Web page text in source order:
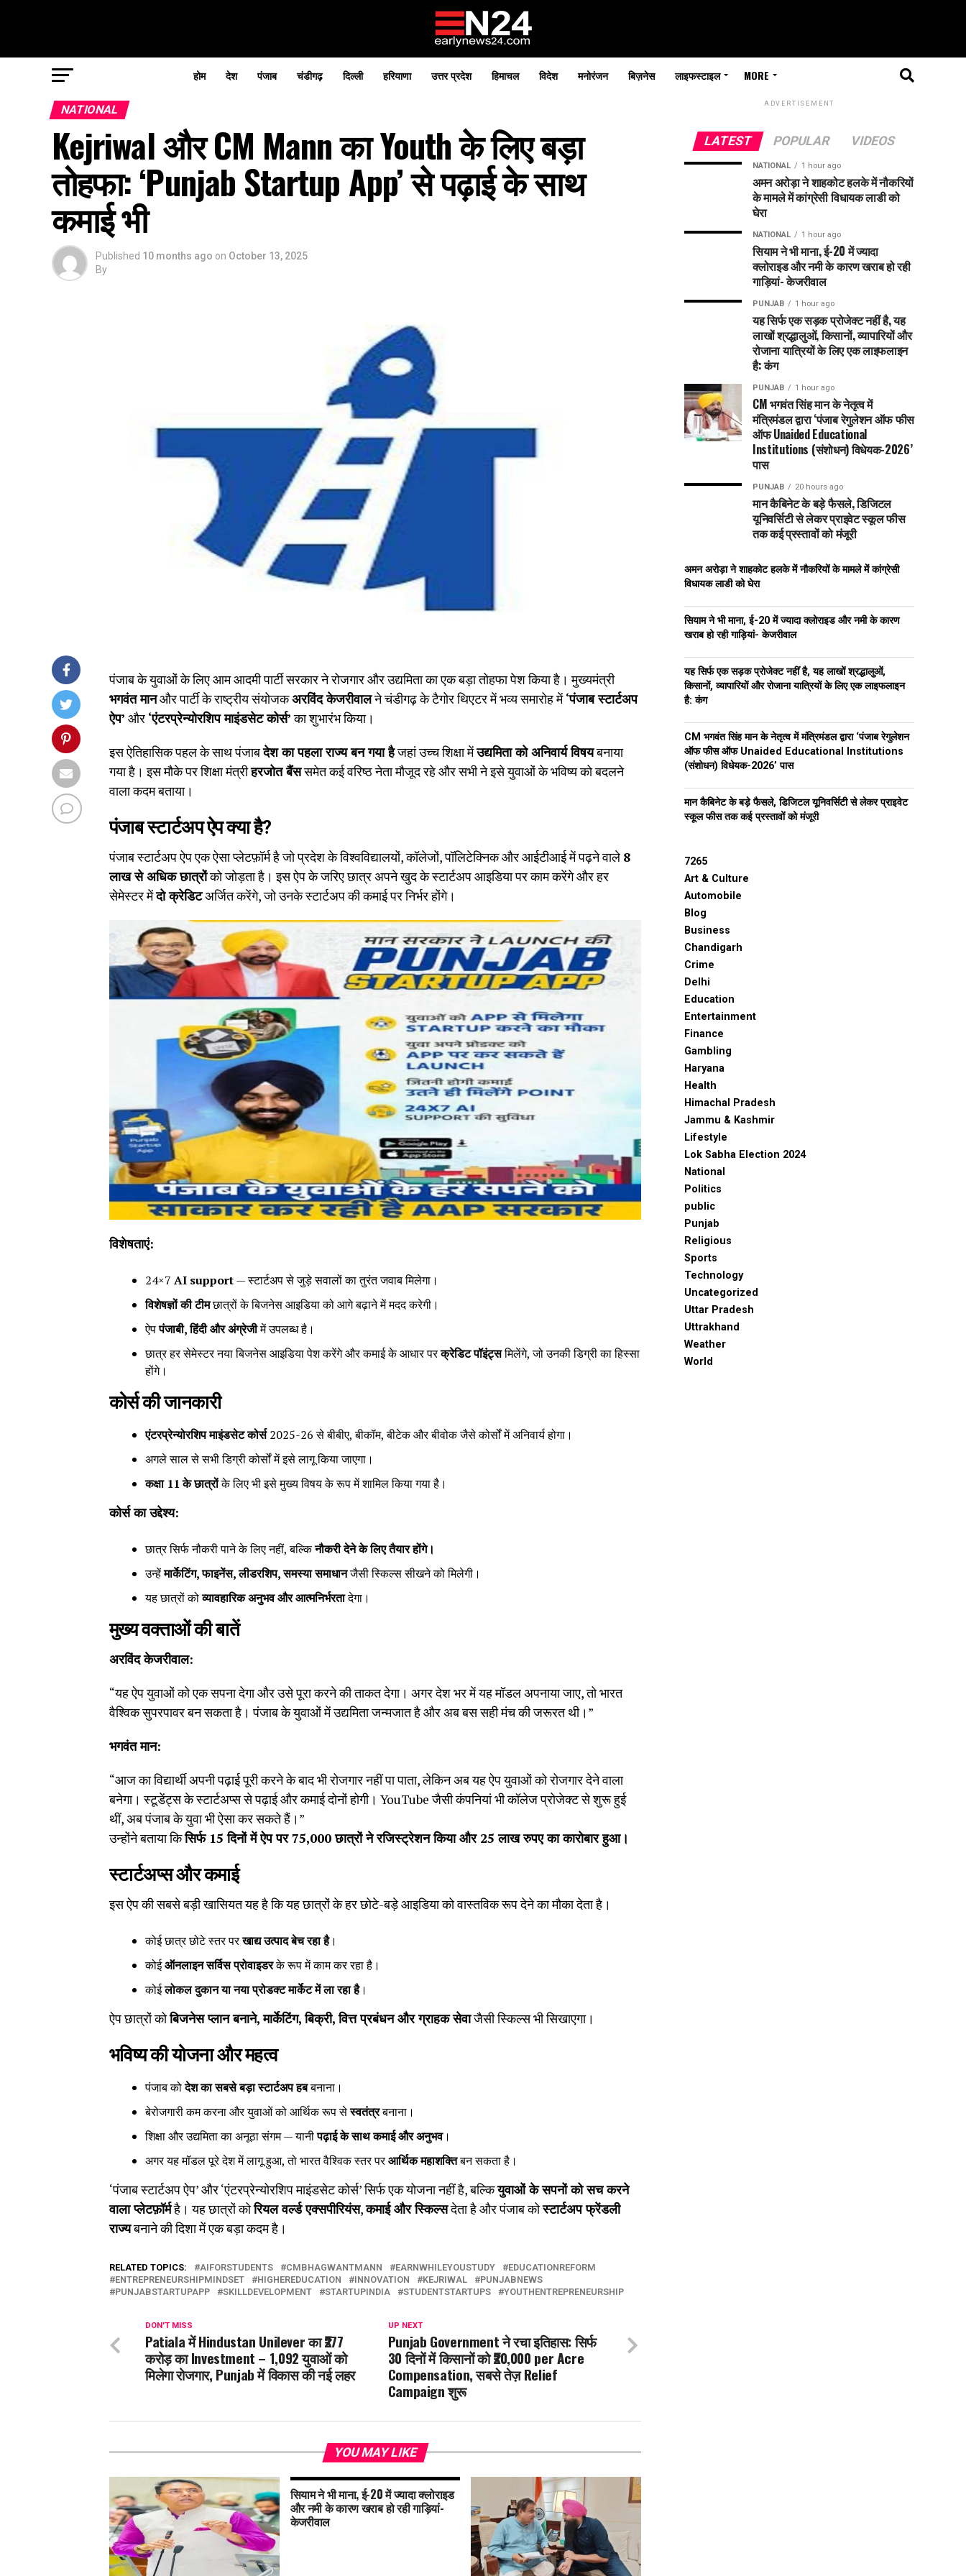
होम देश पंजाब चंडीगढ़ दिल्ली हरियाणा उत्तर प्रदेश हिमाचल विदेश मनोरंजन बिज़नेस लाइफस्टाइल MORE
NATIONAL
Kejriwal और CM Mann का Youth के लिए बड़ा
तोहफा: ‘Punjab Startup App’ से पढ़ाई के साथ
कमाई भी
Published 10 months ago on October 13, 2025
By
पंजाब के युवाओं के लिए आम आदमी पार्टी सरकार ने रोजगार और उद्यमिता का एक बड़ा तोहफा पेश किया है। मुख्यमंत्री
भगवंत मानऔर पार्टी के राष्ट्रीय संयोजकअरविंद केजरीवालने चंडीगढ़ के टैगोर थिएटर में भव्य समारोह में‘पंजाब स्टार्टअप
ऐप’ और ‘एंटरप्रेन्योरशिप माइंडसेट कोर्स’का शुभारंभ किया।
इस ऐतिहासिक पहल के साथ पंजाबदेश का पहला राज्य बन गया हैजहां उच्च शिक्षा मेंउद्यमिता को अनिवार्य विषयबनाया
गया है। इस मौके पर शिक्षा मंत्रीहरजोत बैंससमेत कई वरिष्ठ नेता मौजूद रहे और सभी ने इसे युवाओं के भविष्य को बदलने
वाला कदम बताया।
पंजाब स्टार्टअप ऐप क्या है?
पंजाब स्टार्टअप ऐप एक ऐसा प्लेटफ़ॉर्म है जो प्रदेश के विश्वविद्यालयों, कॉलेजों, पॉलिटेक्निक और आईटीआई में पढ़ने वाले 8
लाख से अधिक छात्रोंको जोड़ता है। इस ऐप के जरिए छात्र अपने खुद के स्टार्टअप आइडिया पर काम करेंगे और हर
सेमेस्टर मेंदो क्रेडिटअर्जित करेंगे, जो उनके स्टार्टअप की कमाई पर निर्भर होंगे।
विशेषताएं:
24×7 AI support— स्टार्टअप से जुड़े सवालों का तुरंत जवाब मिलेगा।
विशेषज्ञों की टीमछात्रों के बिजनेस आइडिया को आगे बढ़ाने में मदद करेगी।
ऐपपंजाबी,हिंदी और अंग्रेजीमें उपलब्ध है।
छात्र हर सेमेस्टर नया बिजनेस आइडिया पेश करेंगे और कमाई के आधार परक्रेडिट पॉइंट्समिलेंगे, जो उनकी डिग्री का हिस्सा
होंगे।
कोर्स की जानकारी
एंटरप्रेन्योरशिप माइंडसेट कोर्स2025-26 से बीबीए, बीकॉम, बीटेक और बीवोक जैसे कोर्सों में अनिवार्य होगा।
अगले साल से सभी डिग्री कोर्सों में इसे लागू किया जाएगा।
कक्षा 11के छात्रोंके लिए भी इसे मुख्य विषय के रूप में शामिल किया गया है।
कोर्स का उद्देश्य:
छात्र सिर्फ नौकरी पाने के लिए नहीं, बल्किनौकरी देने के लिए तैयार होंगे।
उन्हेंमार्केटिंग,फाइनेंस,लीडरशिप,समस्या समाधानजैसी स्किल्स सीखने को मिलेगी।
यह छात्रों कोव्यावहारिक अनुभव और आत्मनिर्भरतादेगा।
मुख्य वक्ताओं की बातें
अरविंद केजरीवाल:
“यह ऐप युवाओं को एक सपना देगा और उसे पूरा करने की ताकत देगा। अगर देश भर में यह मॉडल अपनाया जाए, तो भारत
वैश्विक सुपरपावर बन सकता है। पंजाब के युवाओं में उद्यमिता जन्मजात है और अब बस सही मंच की जरूरत थी।”
भगवंत मान:
“आज का विद्यार्थी अपनी पढ़ाई पूरी करने के बाद भी रोजगार नहीं पा पाता, लेकिन अब यह ऐप युवाओं को रोजगार देने वाला
बनेगा। स्टूडेंट्स के स्टार्टअप्स से पढ़ाई और कमाई दोनों होगी। YouTube जैसी कंपनियां भी कॉलेज प्रोजेक्ट से शुरू हुई
थीं, अब पंजाब के युवा भी ऐसा कर सकते हैं।”
उन्होंने बताया किसिर्फ 15दिनों में ऐप पर 75,000छात्रों ने रजिस्ट्रेशन किया और 25लाख रुपए का कारोबार हुआ।
स्टार्टअप्स और कमाई
इस ऐप की सबसे बड़ी खासियत यह है कि यह छात्रों के हर छोटे-बड़े आइडिया को वास्तविक रूप देने का मौका देता है।
कोई छात्र छोटे स्तर परखाद्य उत्पाद बेच रहा है।
कोईऑनलाइन सर्विस प्रोवाइडरके रूप में काम कर रहा है।
कोईलोकल दुकान या नया प्रोडक्ट मार्केट में ला रहा है।
ऐप छात्रों कोबिजनेस प्लान बनाने,मार्केटिंग,बिक्री,वित्त प्रबंधन और ग्राहक सेवाजैसी स्किल्स भी सिखाएगा।
भविष्य की योजना और महत्व
पंजाब कोदेश का सबसे बड़ा स्टार्टअप हबबनाना।
बेरोजगारी कम करना और युवाओं को आर्थिक रूप सेस्वतंत्रबनाना।
शिक्षा और उद्यमिता का अनूठा संगम — यानीपढ़ाई के साथ कमाई और अनुभव।
अगर यह मॉडल पूरे देश में लागू हुआ, तो भारत वैश्विक स्तर परआर्थिक महाशक्तिबन सकता है।
‘पंजाब स्टार्टअप ऐप’ और ‘एंटरप्रेन्योरशिप माइंडसेट कोर्स’ सिर्फ एक योजना नहीं है, बल्कियुवाओं के सपनों को सच करने
वाला प्लेटफ़ॉर्महै। यह छात्रों कोरियल वर्ल्ड एक्सपीरियंस,कमाई और स्किल्सदेता है और पंजाब कोस्टार्टअप फ्रेंडली
राज्यबनाने की दिशा में एक बड़ा कदम है।
RELATED TOPICS: AIFORSTUDENTS CMBHAGWANTMANN EARNWHILEYOUSTUDY
EDUCATIONREFORM
ENTREPRENEURSHIPMINDSET
HIGHEREDUCATION INNOVATION KEJRIWAL
PUNJABNEWS
PUNJABSTARTUPAPP
SKILLDEVELOPMENT STARTUPINDIA STUDENTSTARTUPS YOUTHENTREPRENEURSHIP
UP NEXT
Punjab Government ने रचा इतिहास: सिर्फ
30 दिनों में किसानों को ₹20,000 per Acre
Compensation, सबसे तेज़ Relief
Campaign शुरू
DON'T MISS
Patiala में Hindustan Unilever का ₹277
करोड़ का Investment – 1,092 युवाओं को
मिलेगा रोजगार, Punjab में विकास की नई लहर
YOU MAY LIKE
सियाम ने भी माना, ई-20 में ज्यादा क्लोराइड
और नमी के कारण खराब हो रही गाड़ियां-
केजरीवाल
ADVERTISEMENT
LATEST POPULAR VIDEOS
NATIONAL 1 hour ago
अमन अरोड़ा ने शाहकोट हलके में नौकरियों
के मामले में कांग्रेसी विधायक लाडी को
घेरा
NATIONAL 1 hour ago
सियाम ने भी माना, ई-20 में ज्यादा
क्लोराइड और नमी के कारण खराब हो रही
गाड़ियां- केजरीवाल
PUNJAB 1 hour ago
यह सिर्फ एक सड़क प्रोजेक्ट नहीं है, यह
लाखों श्रद्धालुओं, किसानों, व्यापारियों और
रोजाना यात्रियों के लिए एक लाइफलाइन
है: कंग
PUNJAB 1 hour ago
CM भगवंत सिंह मान के नेतृत्व में
मंत्रिमंडल द्वारा ‘पंजाब रेगुलेशन ऑफ फीस
ऑफ Unaided Educational
Institutions (संशोधन) विधेयक-2026’
पास
PUNJAB 20 hours ago
मान कैबिनेट के बड़े फैसले, डिजिटल
यूनिवर्सिटी से लेकर प्राइवेट स्कूल फीस
तक कई प्रस्तावों को मंजूरी
अमन अरोड़ा ने शाहकोट हलके में नौकरियों के मामले में कांग्रेसी
विधायक लाडी को घेरा
सियाम ने भी माना, ई-20 में ज्यादा क्लोराइड और नमी के कारण
खराब हो रही गाड़ियां- केजरीवाल
यह सिर्फ एक सड़क प्रोजेक्ट नहीं है, यह लाखों श्रद्धालुओं,
किसानों, व्यापारियों और रोजाना यात्रियों के लिए एक लाइफलाइन
है: कंग
CM भगवंत सिंह मान के नेतृत्व में मंत्रिमंडल द्वारा ‘पंजाब रेगुलेशन
ऑफ फीस ऑफ Unaided Educational Institutions
(संशोधन) विधेयक-2026’ पास
मान कैबिनेट के बड़े फैसले, डिजिटल यूनिवर्सिटी से लेकर प्राइवेट
स्कूल फीस तक कई प्रस्तावों को मंजूरी
7265
Art & Culture
Automobile
Blog
Business
Chandigarh
Crime
Delhi
Education
Entertainment
Finance
Gambling
Haryana
Health
Himachal Pradesh
Jammu & Kashmir
Lifestyle
Lok Sabha Election 2024
National
Politics
public
Punjab
Religious
Sports
Technology
Uncategorized
Uttar Pradesh
Uttrakhand
Weather
World